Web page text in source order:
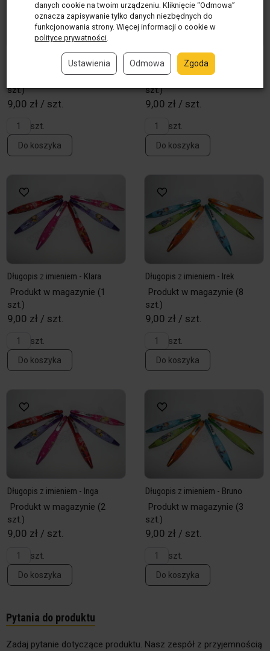
Długopis z imieniem - Witek
Produkt w magazynie(1
szt.)
9,00 zł / szt.
szt.
Do koszyka
Długopis z imieniem - Romek
Produkt w magazynie
szt.)
9,00 zł / szt.
szt.
Do koszyka
Długopis z imieniem - Klara
Produkt w magazynie (1
szt.)
9,00 zł / szt.
szt.
Do koszyka
Długopis z imieniem - Irek
Produkt w magazynie (8
szt.)
9,00 zł / szt.
szt.
Do koszyka
Długopis z imieniem - Inga
Produkt w magazynie (2
szt.)
9,00 zł / szt.
szt.
Do koszyka
Długopis z imieniem - Bruno
Produkt w magazynie (3
szt.)
9,00 zł / szt.
szt.
Do koszyka
Pytania do produktu
Zadaj pytanie dotyczące produktu. Nasz zespół z przyjemnością
danych cookie na twoim urządzeniu. Kliknięcie “Odmowa”
oznacza zapisywanie tylko danych niezbędnych do
funkcjonowania strony. Więcej informacji o cookie w
polityce prywatności.
Ustawienia Odmowa Zgoda